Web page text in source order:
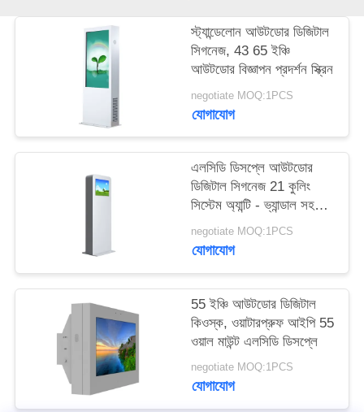
ম্যাপ
PRIVACY
POLICY
স্ট্যান্ডেলোন আউটডোর ডিজিটাল
সিগনেজ, 43 65 ইঞ্চি
আউটডোর বিজ্ঞাপন প্রদর্শন স্ক্রিন
negotiate MOQ:1PCS
যোগাযোগ
এলসিডি ডিসপ্লে আউটডোর
ডিজিটাল সিগনেজ 21 কুলিং
সিস্টেম অ্যান্টি - ভ্যান্ডাল সহ
negotiate MOQ:1PCS
যোগাযোগ
55 ইঞ্চি আউটডোর ডিজিটাল
কিওস্ক, ওয়াটারপ্রুফ আইপি 55
ওয়াল মাউন্ট এলসিডি ডিসপ্লে
negotiate MOQ:1PCS
যোগাযোগ